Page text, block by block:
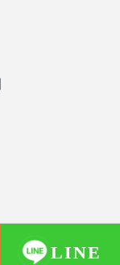
LINE